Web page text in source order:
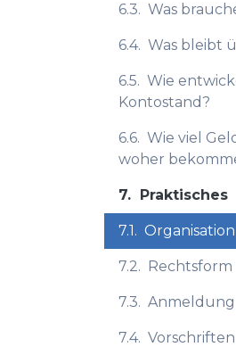
6.3. Was
6.4. Was bleibt
6.5. Wie
Kontostand?
6.6. Wie viel
woher
7. Praktisches
7.1. Organisation
7.2. Rechtsform
7.3. Anmeldung
7.4. Vorschriften